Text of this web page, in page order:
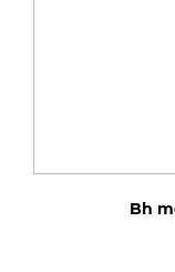
Bh